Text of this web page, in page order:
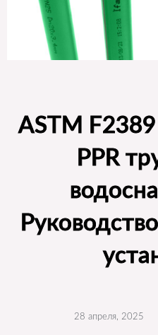
ASTM
PPR
28 апреля, 2025